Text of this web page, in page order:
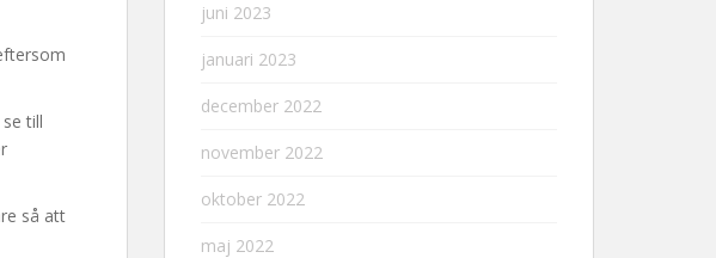
till
så att
juni 2023
januari 2023
december 2022
november 2022
oktober 2022
maj 2022